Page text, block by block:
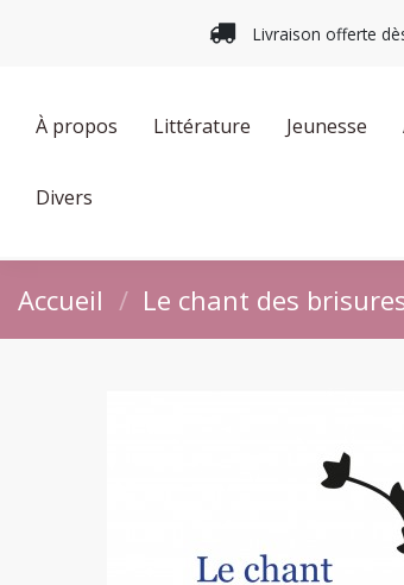
Livraison offerte
À propos Littérature Jeunesse
Divers
Accueil Le chant des